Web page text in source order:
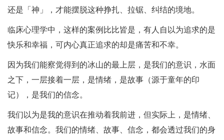
还是「神」，才能摆脱这种挣扎、拉锯、纠结的境地。
临床心理学中，这样的案例比比皆是，有人自以为追求的是
快乐和幸福，可内心真正追求的却是痛苦和不幸。
因为我们能察觉得到的冰山的最上层，是我们的意识，水面
之下，一层接着一层，是情绪，是故事（源于童年的印
记），是我们的信念。
我们以为是我的意识在推动着我前进，但实际上，是情绪、
故事和信念。我们的情绪、故事、信念，都会透过我们的身